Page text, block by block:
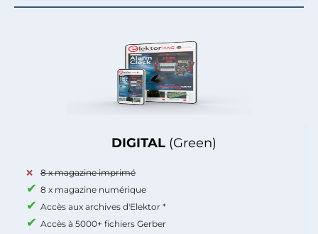
DIGITAL (Green)
8 x magazine imprimé
8 x magazine numérique
Accès aux archives d'Elektor *
Accès à 5000+ fichiers Gerber